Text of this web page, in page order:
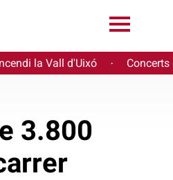
la Vall d'Uixó · Concerts
3.800